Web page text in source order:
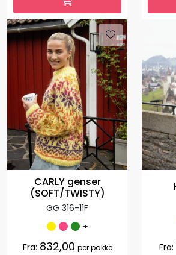
CARLY genser
(SOFT/TWISTY)
GG 316-11F
+
Fra: 832,00 per pakke Fra: